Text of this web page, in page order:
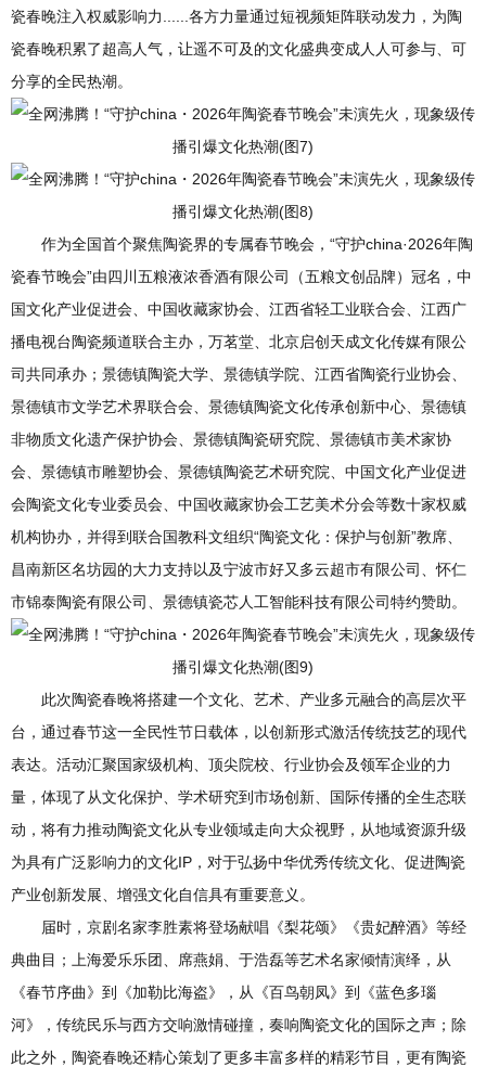
瓷春晚注入权威影响力......各方力量通过短视频矩阵联动发力，为陶
瓷春晚积累了超高人气，让遥不可及的文化盛典变成人人可参与、可
分享的全民热潮。
作为全国首个聚焦陶瓷界的专属春节晚会，“守护china·2026年陶
瓷春节晚会”由四川五粮液浓香酒有限公司（五粮文创品牌）冠名，中
国文化产业促进会、中国收藏家协会、江西省轻工业联合会、江西广
播电视台陶瓷频道联合主办，万茗堂、北京启创天成文化传媒有限公
司共同承办；景德镇陶瓷大学、景德镇学院、江西省陶瓷行业协会、
景德镇市文学艺术界联合会、景德镇陶瓷文化传承创新中心、景德镇
非物质文化遗产保护协会、景德镇陶瓷研究院、景德镇市美术家协
会、景德镇市雕塑协会、景德镇陶瓷艺术研究院、中国文化产业促进
会陶瓷文化专业委员会、中国收藏家协会工艺美术分会等数十家权威
机构协办，并得到联合国教科文组织“陶瓷文化：保护与创新”教席、
昌南新区名坊园的大力支持以及宁波市好又多云超市有限公司、怀仁
市锦泰陶瓷有限公司、景德镇瓷芯人工智能科技有限公司特约赞助。
此次陶瓷春晚将搭建一个文化、艺术、产业多元融合的高层次平
台，通过春节这一全民性节日载体，以创新形式激活传统技艺的现代
表达。活动汇聚国家级机构、顶尖院校、行业协会及领军企业的力
量，体现了从文化保护、学术研究到市场创新、国际传播的全生态联
动，将有力推动陶瓷文化从专业领域走向大众视野，从地域资源升级
为具有广泛影响力的文化IP，对于弘扬中华优秀传统文化、促进陶瓷
产业创新发展、增强文化自信具有重要意义。
届时，京剧名家李胜素将登场献唱《梨花颂》《贵妃醉酒》等经
典曲目；上海爱乐乐团、席燕娟、于浩磊等艺术名家倾情演绎，从
《春节序曲》到《加勒比海盗》，从《百鸟朝凤》到《蓝色多瑙
河》，传统民乐与西方交响激情碰撞，奏响陶瓷文化的国际之声；除
此之外，陶瓷春晚还精心策划了更多丰富多样的精彩节目，更有陶瓷